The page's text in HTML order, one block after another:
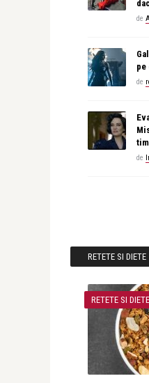
de
pe
de
de
RETETE SI DIETE
RETETE SI DIETE